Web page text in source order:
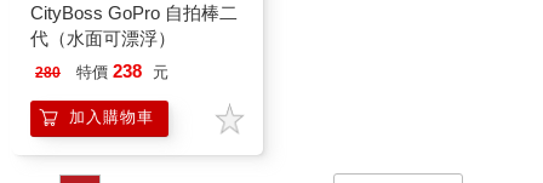
CityBoss GoPro 自拍棒二
代（水面可漂浮）
280 特價 238 元
加入購物車